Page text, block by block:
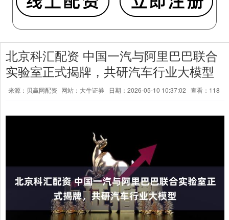
北京科汇配资 中国一汽与阿里巴巴联合
实验室正式揭牌，共研汽车行业大模型
来源：贝赢网配资 网站：大牛证券 日期：2026-05-10 10:37:02 查看：118